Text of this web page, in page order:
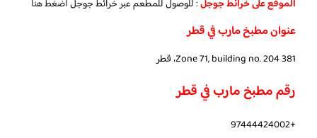
الموقع على خرائط جوجل: للوصول للمطعم عبر خرائط جوجلاضغط هنا
عنوان مطبخ مارب في قطر
381 Zone 71, building no. 204، قطر
رقم مطبخ مارب في قطر
+97444424002